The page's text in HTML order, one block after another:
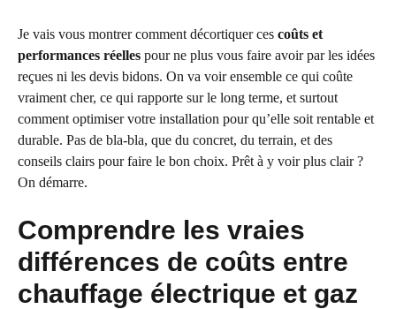
Je vais vous montrer comment décortiquer ces coûts et
performances réelles pour ne plus vous faire avoir par les idées
reçues ni les devis bidons. On va voir ensemble ce qui coûte
vraiment cher, ce qui rapporte sur le long terme, et surtout
comment optimiser votre installation pour qu’elle soit rentable et
durable. Pas de bla-bla, que du concret, du terrain, et des
conseils clairs pour faire le bon choix. Prêt à y voir plus clair ?
On démarre.
Comprendre les vraies
différences de coûts entre
chauffage électrique et gaz